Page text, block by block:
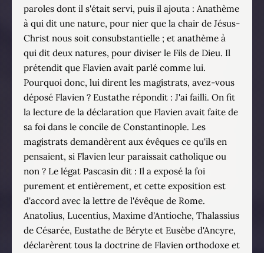
paroles dont il s'était servi, puis il ajouta : Anathème
à qui dit une nature, pour nier que la chair de Jésus-
Christ nous soit consubstantielle ; et anathème à
qui dit deux natures, pour diviser le Fils de Dieu. Il
prétendit que Flavien avait parlé comme lui.
Pourquoi donc, lui dirent les magistrats, avez-vous
déposé Flavien ? Eustathe répondit : J'ai failli. On fit
la lecture de la déclaration que Flavien avait faite de
sa foi dans le concile de Constantinople. Les
magistrats demandèrent aux évêques ce qu'ils en
pensaient, si Flavien leur paraissait catholique ou
non ? Le légat Pascasin dit : Il a exposé la foi
purement et entièrement, et cette exposition est
d'accord avec la lettre de l'évêque de Rome.
Anatolius, Lucentius, Maxime d'Antioche, Thalassius
de Césarée, Eustathe de Béryte et Eusèbe d'Ancyre,
déclarèrent tous la doctrine de Flavien orthodoxe et